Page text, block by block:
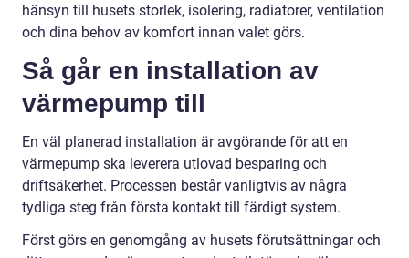
hänsyn till husets storlek, isolering, radiatorer, ventilation
och dina behov av komfort innan valet görs.
Så går en installation av
värmepump till
En väl planerad installation är avgörande för att en
värmepump ska leverera utlovad besparing och
driftsäkerhet. Processen består vanligtvis av några
tydliga steg från första kontakt till färdigt system.
Först görs en genomgång av husets förutsättningar och